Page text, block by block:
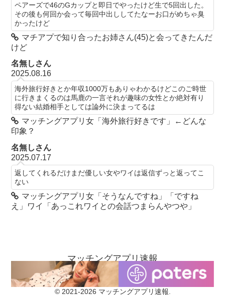
ペアーズで46のGカップと即日でやったけど生で5回出した。
その後も何回か会って毎回中出ししてたなーお口がめちゃ臭
かったけど
マチアプで知り合ったお姉さん(45)と会ってきたんだ
けど
名無しさん
2025.08.16
海外旅行好きとか年収1000万もありゃわかるけどこのご時世
に行きまくるのは馬鹿の一言それが趣味の女性とか絶対有り
得ない結婚相手としては論外に決まってるは
マッチングアプリ女「海外旅行好きです」←どんな
印象？
名無しさん
2025.07.17
返してくれるだけまだ優しい女やワイは返信ずっと返ってこ
ない
マッチングアプリ女「そうなんですね」「ですね
え」ワイ「あっこれワイとの会話つまらんやつや」
マッチングアプリ速報
お問い合わせ 当ブログについて
© 2021-2026 マッチングアプリ速報.